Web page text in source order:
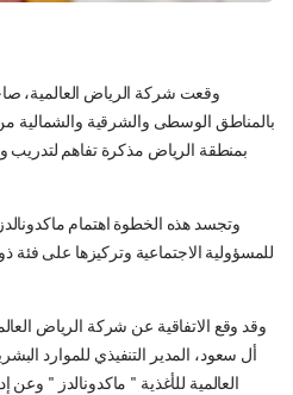
وقعت شركة الرياض العالمية،
بالمناطق الوسطى والشرقية والشمالية من
وتجسد هذه الخطوة اهتمام
للمسؤولية الاجتماعية وتركيزها على
وقد وقع الاتفاقية عن شركة الرياض
أل سعود، المدير التنفيذي للموارد
العالمية للأغذية " ماكدونالدز "